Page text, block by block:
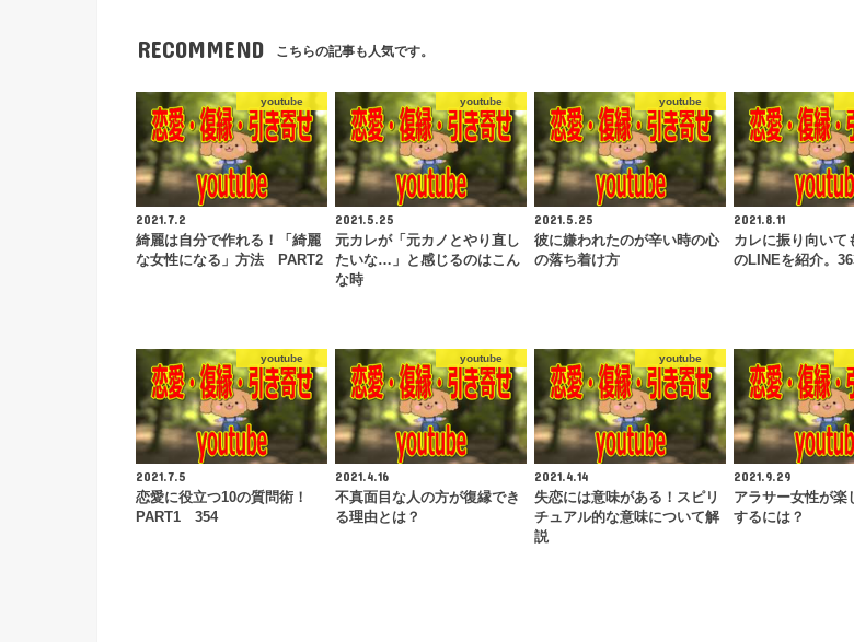
RECOMMEND こちらの記事も人気です。
youtube
2021.7.2
綺麗は自分で作れる！「綺麗
な女性になる」方法 PART2
youtube
2021.5.25
元カレが「元カノとやり直し
たいな…」と感じるのはこん
な時
youtube
2021.5.25
彼に嫌われたのが辛い時の心
の落ち着け方
2021.8.11
カレに振り向いて
のLINEを紹介。
youtube
2021.7.5
恋愛に役立つ10の質問術！
PART1 354
youtube
2021.4.16
不真面目な人の方が復縁でき
る理由とは？
youtube
2021.4.14
失恋には意味がある！スピリ
チュアル的な意味について解
説
2021.9.29
アラサー女性が楽
するには？